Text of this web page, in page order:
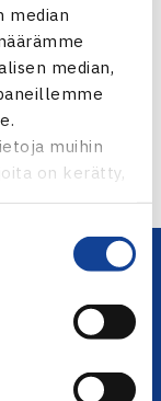
median
median,
muihin
on kerätty,